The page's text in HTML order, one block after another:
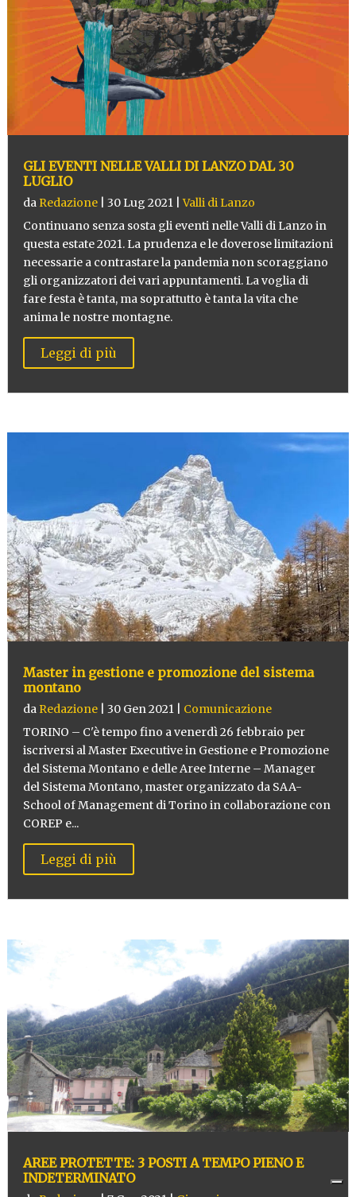
GLI EVENTI NELLE VALLI DI LANZO DAL 30
LUGLIO
da Redazione| 30 Lug 2021|Valli di Lanzo
Continuano senza sosta gli eventi nelle Valli di Lanzo in
questa estate 2021. La prudenza e le doverose limitazioni
necessarie a contrastare la pandemia non scoraggiano
gli organizzatori dei vari appuntamenti. La voglia di
fare festa è tanta, ma soprattutto è tanta la vita che
anima le nostre montagne.
Leggi di più
Master in gestione e promozione del sistema
montano
da Redazione| 30 Gen 2021| Comunicazione
TORINO – C'è tempo fino a venerdì 26 febbraio per
iscriversi al Master Executive in Gestione e Promozione
del Sistema Montano e delle Aree Interne – Manager
del Sistema Montano, master organizzato da SAA-
School of Management di Torino in collaborazione con
COREP e...
Leggi di più
AREE PROTETTE: 3 POSTI A TEMPO PIENO E
INDETERMINATO